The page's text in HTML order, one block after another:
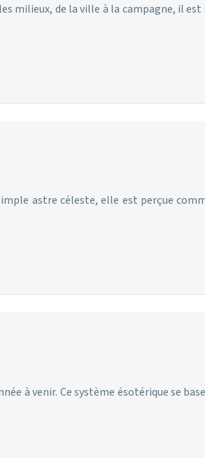
milieux, de la ville à la campagne, il est
astre céleste, elle est perçue
à venir. Ce système ésotérique se